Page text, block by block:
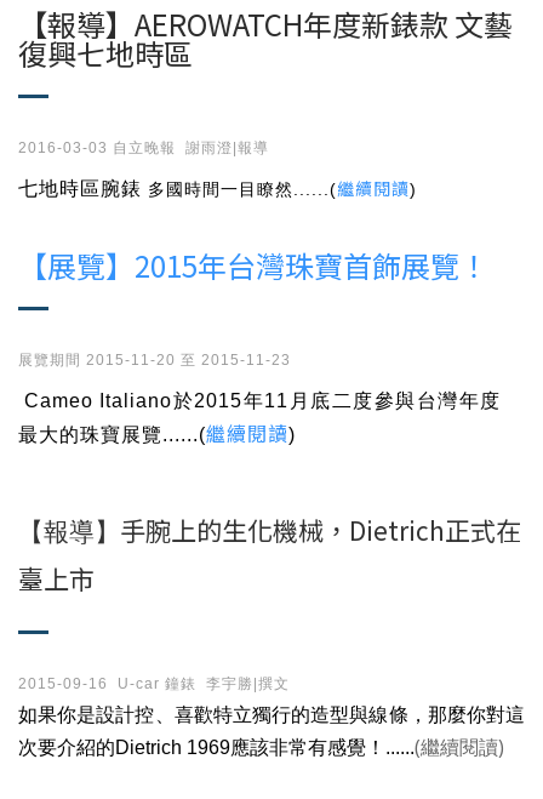
【報導】 AEROWATCH年度新錶款 文藝
復興七地時區
2016-03-03 自立晚報 謝雨澄|報導
七地時區腕錶 多國時間一目瞭然......(繼續閱讀)
【展覽】2015年台灣珠寶首飾展覽！
展覽期間 2015-11-20 至 2015-11-23
Cameo Italiano於2015年11月底二度參與台灣年度
最大的珠寶展覽......(繼續閱讀)
【報導】 手腕上的生化機械，Dietrich正式在
臺上市
2015-09-16 U-car 鐘錶 李宇勝|撰文
如果你是設計控、喜歡特立獨行的造型與線條，那麼你對這
次要介紹的Dietrich 1969應該非常有感覺！......(繼續閱讀)